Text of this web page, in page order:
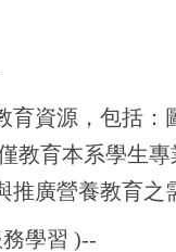
育資源，包括
教育本系學生
廣營養教育之
務學習 )--